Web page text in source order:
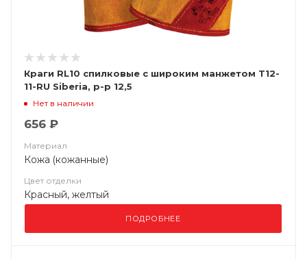
Краги RL10 спилковые с широким манжетом Т12-
11-RU Siberia, р-р 12,5
Нет в наличии
656 ₽
Материал
Кожа (кожанные)
Цвет отделки
Красный, желтый
ПОДРОБНЕЕ